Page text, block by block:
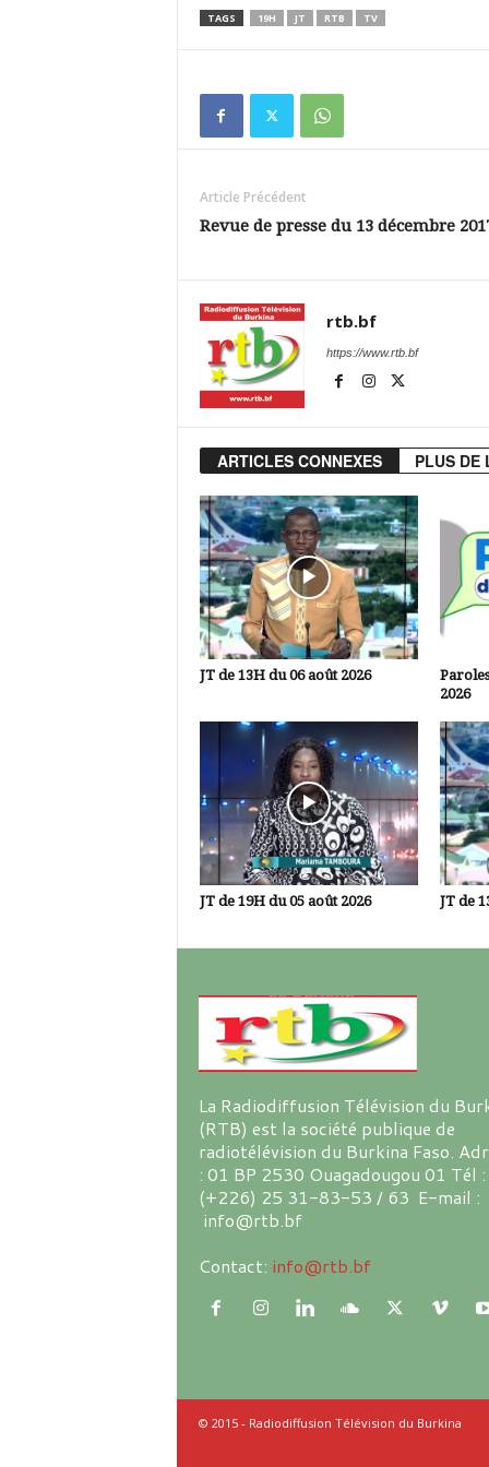
TAGS 19H JT RTB TV
Article Précédent
Revue de presse du 13 décembre
rtb.bf
https://www.rtb.bf
ARTICLES CONNEXES PLUS DE
JT de 13H du 06 août 2026
2026
JT de 19H du 05 août 2026 JT de
La Radiodiffusion Télévision du
(RTB) est la société publique de
radiotélévision du Burkina Faso.
: 01 BP 2530 Ouagadougou 01 Tél :
(+226) 25 31-83-53 / 63 E-mail :
info@rtb.bf
Contact: info@rtb.bf
© 2015 - Radiodiffusion Télévision du Burkina